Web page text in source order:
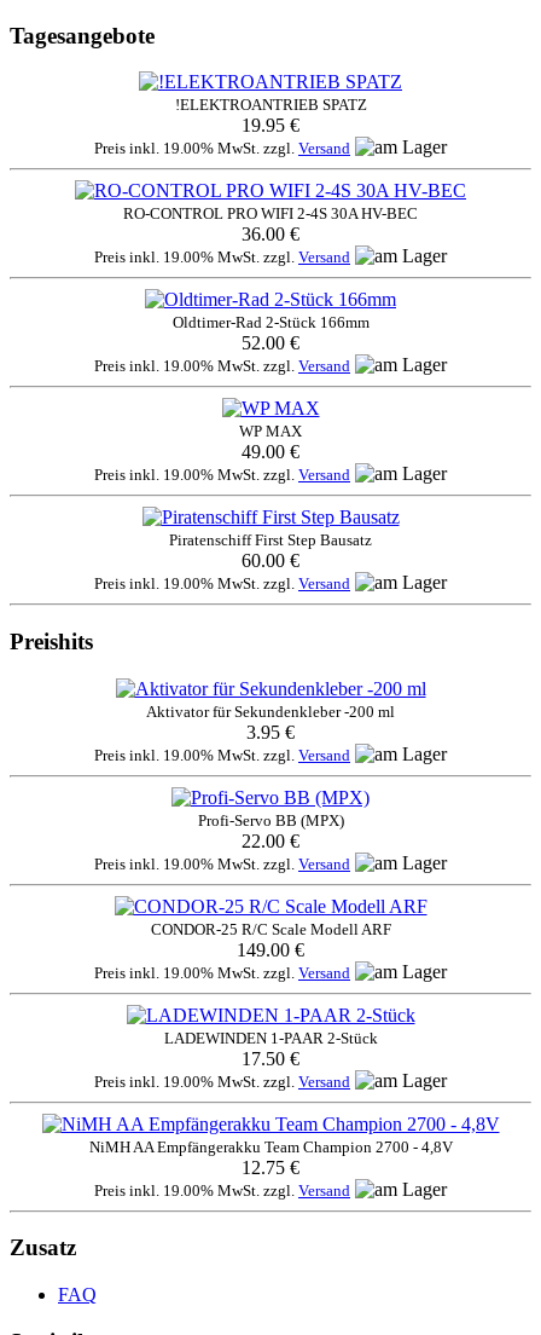
Tagesangebote
!ELEKTROANTRIEB SPATZ
19.95 €
Preis inkl. 19.00% MwSt. zzgl. Versand
RO-CONTROL PRO WIFI 2-4S 30A HV-BEC
36.00 €
Preis inkl. 19.00% MwSt. zzgl. Versand
Oldtimer-Rad 2-Stück 166mm
52.00 €
Preis inkl. 19.00% MwSt. zzgl. Versand
WP MAX
49.00 €
Preis inkl. 19.00% MwSt. zzgl. Versand
Piratenschiff First Step Bausatz
60.00 €
Preis inkl. 19.00% MwSt. zzgl. Versand
Preishits
Aktivator für Sekundenkleber -200 ml
3.95 €
Preis inkl. 19.00% MwSt. zzgl. Versand
Profi-Servo BB (MPX)
22.00 €
Preis inkl. 19.00% MwSt. zzgl. Versand
CONDOR-25 R/C Scale Modell ARF
149.00 €
Preis inkl. 19.00% MwSt. zzgl. Versand
LADEWINDEN 1-PAAR 2-Stück
17.50 €
Preis inkl. 19.00% MwSt. zzgl. Versand
NiMH AA Empfängerakku Team Champion 2700 - 4,8V
12.75 €
Preis inkl. 19.00% MwSt. zzgl. Versand
Zusatz
FAQ